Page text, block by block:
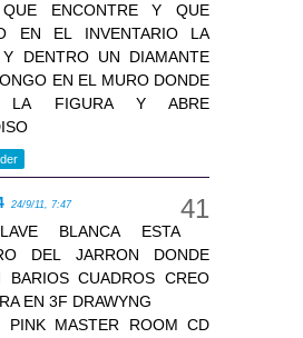
ENCONTRE Y QUE
EN EL INVENTARIO LA
DENTRO UN DIAMANTE
EN EL MURO DONDE
LA FIGURA Y ABRE
24/9/11, 7:47
BLANCA ESTA
DEL JARRON DONDE
BARIOS CUADROS CREO
EN 3F DRAWYNG
PINK MASTER ROOM CD